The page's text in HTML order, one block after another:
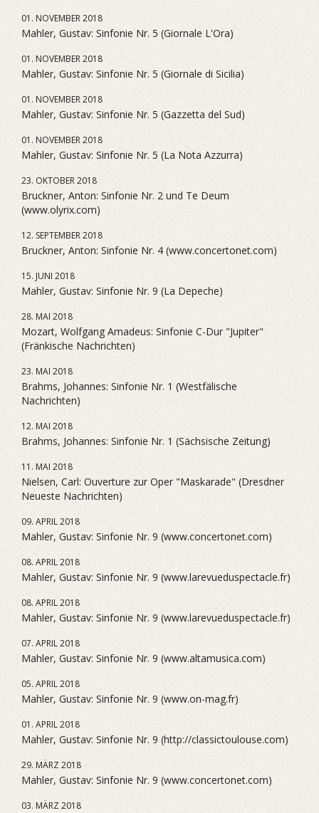
01. NOVEMBER 2018
Mahler, Gustav: Sinfonie Nr. 5 (Giornale L'Ora)
01. NOVEMBER 2018
Mahler, Gustav: Sinfonie Nr. 5 (Giornale di Sicilia)
01. NOVEMBER 2018
Mahler, Gustav: Sinfonie Nr. 5 (Gazzetta del Sud)
01. NOVEMBER 2018
Mahler, Gustav: Sinfonie Nr. 5 (La Nota Azzurra)
23. OKTOBER 2018
Bruckner, Anton: Sinfonie Nr. 2 und Te Deum
(www.olyrix.com)
12. SEPTEMBER 2018
Bruckner, Anton: Sinfonie Nr. 4 (www.concertonet.com)
15. JUNI 2018
Mahler, Gustav: Sinfonie Nr. 9 (La Depeche)
28. MAI 2018
Mozart, Wolfgang Amadeus: Sinfonie C-Dur "Jupiter"
(Fränkische Nachrichten)
23. MAI 2018
Brahms, Johannes: Sinfonie Nr. 1 (Westfälische
Nachrichten)
12. MAI 2018
Brahms, Johannes: Sinfonie Nr. 1 (Sächsische Zeitung)
11. MAI 2018
Nielsen, Carl: Ouverture zur Oper "Maskarade" (Dresdner
Neueste Nachrichten)
09. APRIL 2018
Mahler, Gustav: Sinfonie Nr. 9 (www.concertonet.com)
08. APRIL 2018
Mahler, Gustav: Sinfonie Nr. 9 (www.larevueduspectacle.fr)
08. APRIL 2018
Mahler, Gustav: Sinfonie Nr. 9 (www.larevueduspectacle.fr)
07. APRIL 2018
Mahler, Gustav: Sinfonie Nr. 9 (www.altamusica.com)
05. APRIL 2018
Mahler, Gustav: Sinfonie Nr. 9 (www.on-mag.fr)
01. APRIL 2018
Mahler, Gustav: Sinfonie Nr. 9 (http://classictoulouse.com)
29. MÄRZ 2018
Mahler, Gustav: Sinfonie Nr. 9 (www.concertonet.com)
03. MÄRZ 2018